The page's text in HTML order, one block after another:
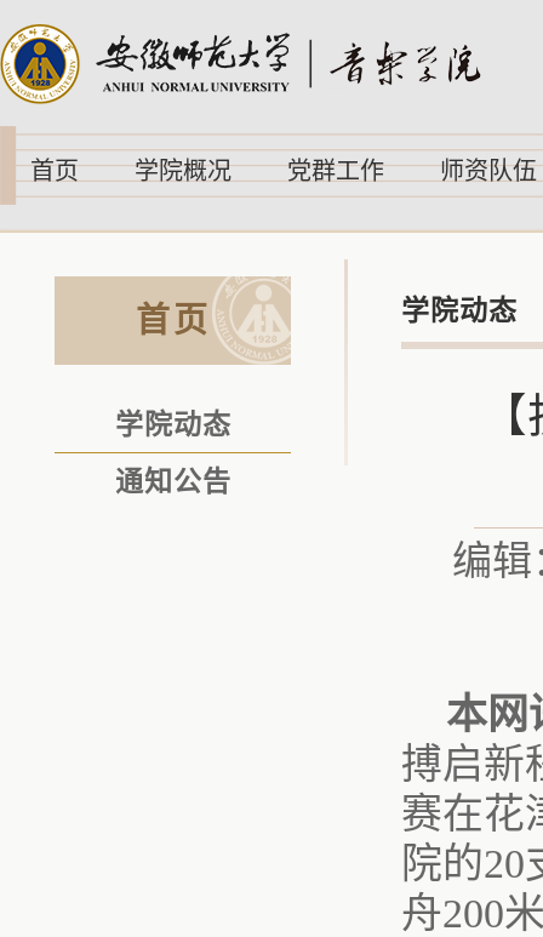
首页 学院概况 党群工作 师资队伍
首页
学院动态
通知公告
学院动态
编辑
本网
搏启新
赛在花
院的
舟200